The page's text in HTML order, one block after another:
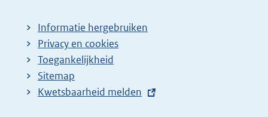
Informatie hergebruiken
Privacy en cookies
Toegankelijkheid
Sitemap
E
Kwetsbaarheid melden